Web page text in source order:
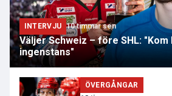
INTERVJU 10 timmar sen
Väljer Schweiz – före SHL:
ingenstans"
ÖVERGÅNGAR